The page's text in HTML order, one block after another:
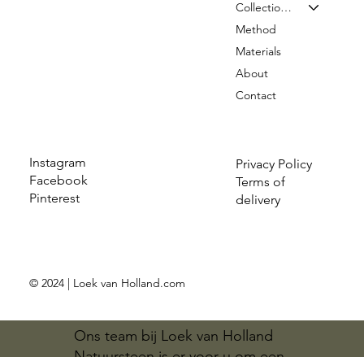
Ons team bij Loek van Holland
Instagram
Facebook
Pinterest
Privacy Policy
Terms of
delivery
Collection & Prices
Method
Materials
About
Contact
© 2024 | Loek van Holland.com